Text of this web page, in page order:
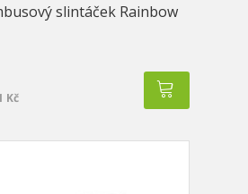
slintáček Rainbow
Kč